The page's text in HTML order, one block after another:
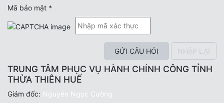
Mã bảo mật *
NHẬP LẠI
TRUNG TÂM PHỤC VỤ HÀNH CHÍNH CÔNG TỈNH
THỪA THIÊN HUẾ
Giám đốc: Nguyễn Ngọc Cường